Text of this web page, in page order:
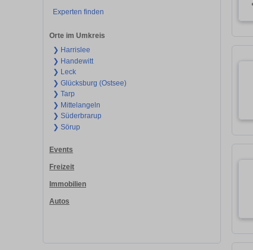
Experten finden
Orte im Umkreis
❯ Harrislee
❯ Handewitt
❯ Leck
❯ Glücksburg (Ostsee)
❯ Tarp
❯ Mittelangeln
❯ Süderbrarup
❯ Sörup
Events
Freizeit
Immobilien
Autos